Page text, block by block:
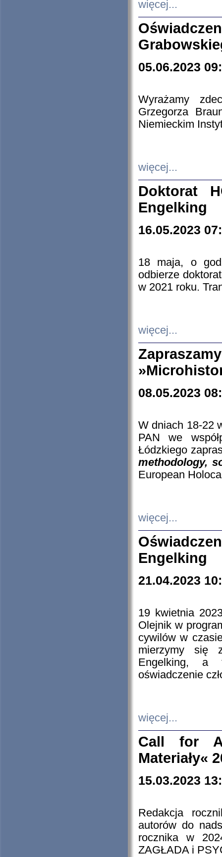
więcej...
05.06.2023
Wyrażamy
Grzegorza
Niemieckim
więcej...
Doktorat
Engelking
16.05.2023
18 maja, o
odbierze
w 2021 roku.
więcej...
08.05.2023
W dniach 18-22
PAN we
Łódzkiego
methodology,
European
więcej...
Engelking
21.04.2023
19 kwietnia
Olejnik w
cywilów w
mierzymy się
Engelking, a
oświadczenie
więcej...
Call for
Materiały«
15.03.2023
Redakcja
autorów do
rocznika w
ZAGŁADA i